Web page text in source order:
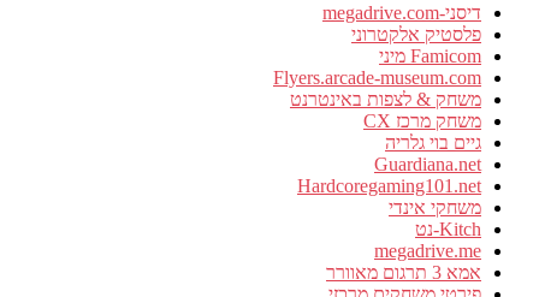
דיסני-megadrive.com
פלסטיק אלקטרוני
Famicom מיני
Flyers.arcade-museum.com
משחק & לצפות באינטרנט
משחק מרכז CX
גיים בוי גלריה
Guardiana.net
Hardcoregaming101.net
משחקי אינדי
Kitch-נט
megadrive.me
אמא 3 תרגום מאוורר